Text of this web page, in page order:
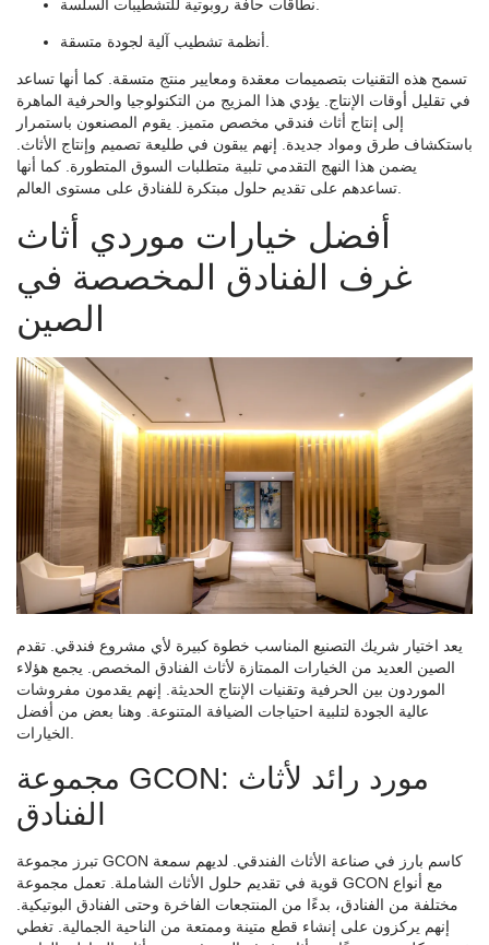
تسمح هذه التقنيات بتصميمات معقدة ومعايير منتج متسقة. كما أنها تساعد
في تقليل أوقات الإنتاج. يؤدي هذا المزيج من التكنولوجيا والحرفية الماهرة
إلى إنتاج أثاث فندقي مخصص متميز. يقوم المصنعون باستمرار
باستكشاف طرق ومواد جديدة. إنهم يبقون في طليعة تصميم وإنتاج الأثاث.
يضمن هذا النهج التقدمي تلبية متطلبات السوق المتطورة. كما أنها
تساعدهم على تقديم حلول مبتكرة للفنادق على مستوى العالم.
أفضل خيارات موردي أثاث
غرف الفنادق المخصصة في
الصين
يعد اختيار شريك التصنيع المناسب خطوة كبيرة لأي مشروع فندقي. تقدم
الصين العديد من الخيارات الممتازة لأثاث الفنادق المخصص. يجمع هؤلاء
الموردون بين الحرفية وتقنيات الإنتاج الحديثة. إنهم يقدمون مفروشات
عالية الجودة لتلبية احتياجات الضيافة المتنوعة. وهنا بعض من أفضل
مجموعة GCON: مورد رائد لأثاث
تبرز مجموعة GCON كاسم بارز في صناعة الأثاث الفندقي. لديهم سمعة
قوية في تقديم حلول الأثاث الشاملة. تعمل مجموعة GCON مع أنواع
مختلفة من الفنادق، بدءًا من المنتجعات الفاخرة وحتى الفنادق البوتيكية.
إنهم يركزون على إنشاء قطع متينة وممتعة من الناحية الجمالية. تغطي